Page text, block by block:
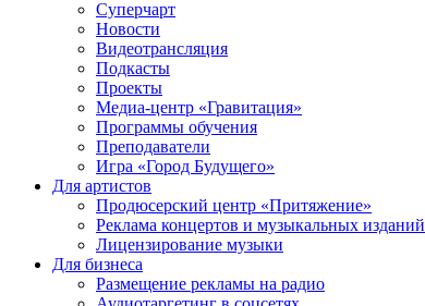
Суперчарт
Новости
Видеотрансляция
Подкасты
Проекты
Медиа-центр «Гравитация»
Программы обучения
Преподаватели
Игра «Город Будущего»
Для артистов
Продюсерский центр «Притяжение»
Реклама концертов и музыкальных изданий
Лицензирование музыки
Для бизнеса
Размещение рекламы на радио